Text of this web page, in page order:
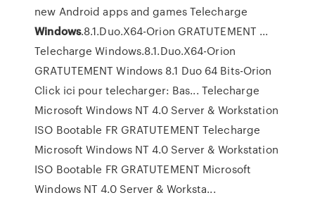
new Android apps and games Telecharge
Windows.8.1.Duo.X64-Orion GRATUTEMENT ...
Telecharge Windows.8.1.Duo.X64-Orion
GRATUTEMENT Windows 8.1 Duo 64 Bits-Orion
Click ici pour telecharger: Bas... Telecharge
Microsoft Windows NT 4.0 Server & Workstation
ISO Bootable FR GRATUTEMENT Telecharge
Microsoft Windows NT 4.0 Server & Workstation
ISO Bootable FR GRATUTEMENT Microsoft
Windows NT 4.0 Server & Worksta...